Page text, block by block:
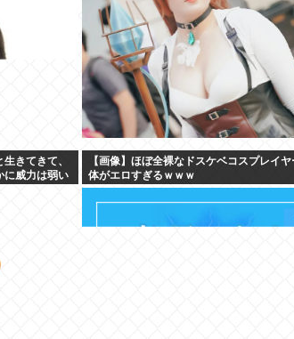
きてきて、
に威力は弱い
【画像】ほぼ全裸なドスケベコスプレイ
体がエロすぎるｗｗｗ